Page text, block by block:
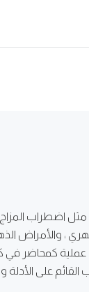
المزاج
، والأمراض
كمحاضر في
القائم على